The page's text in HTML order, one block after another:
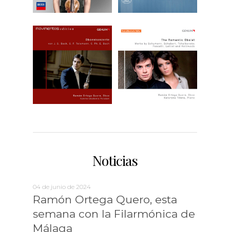
Noticias
04 de junio de 2024
Ramón Ortega Quero, esta
semana con la Filarmónica de
Málaga